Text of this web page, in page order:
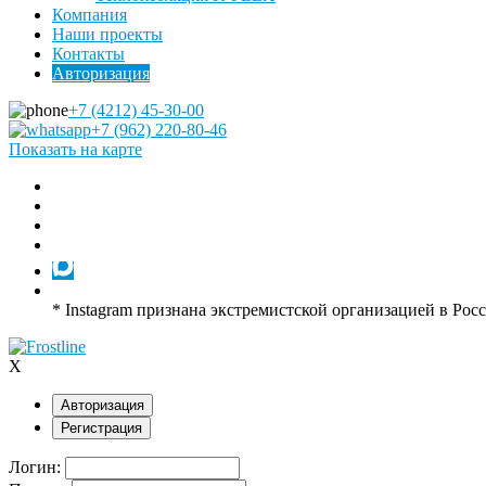
Компания
Наши проекты
Контакты
Авторизация
+7 (4212) 45-30-00
+7 (962) 220-80-46
Показать на карте
* Instagram признана экстремистской организацией в
X
Авторизация
Регистрация
Логин: